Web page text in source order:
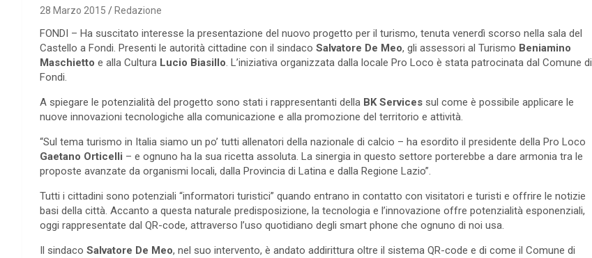
28 Marzo 2015 Redazione
FONDI – Ha suscitato interesse la presentazione del nuovo progetto per il turismo, tenuta venerdì scorso nella sala del
Castello a Fondi. Presenti le autorità cittadine con il sindaco Salvatore De Meo, gli assessori al Turismo Beniamino
Maschietto e alla Cultura Lucio Biasillo. L’iniziativa organizzata dalla locale Pro Loco è stata patrocinata dal Comune di
Fondi.
A spiegare le potenzialità del progetto sono stati i rappresentanti della BK Services sul come è possibile applicare le
nuove innovazioni tecnologiche alla comunicazione e alla promozione del territorio e attività.
“Sul tema turismo in Italia siamo un po’ tutti allenatori della nazionale di calcio – ha esordito il presidente della Pro Loco
Gaetano Orticelli – e ognuno ha la sua ricetta assoluta. La sinergia in questo settore porterebbe a dare armonia tra le
proposte avanzate da organismi locali, dalla Provincia di Latina e dalla Regione Lazio”.
Tutti i cittadini sono potenziali “informatori turistici” quando entrano in contatto con visitatori e turisti e offrire le notizie
basi della città. Accanto a questa naturale predisposizione, la tecnologia e l’innovazione offre potenzialità esponenziali,
oggi rappresentate dal QR-code, attraverso l’uso quotidiano degli smart phone che ognuno di noi usa.
Il sindaco Salvatore De Meo, nel suo intervento, è andato addirittura oltre il sistema QR-code e di come il Comune di